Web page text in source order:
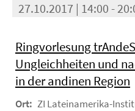
27.10.2017 | 14:00 -
Ringvorlesung
Ungleichheiten und
in der andinen Region
Ort: ZI Lateinamerika-